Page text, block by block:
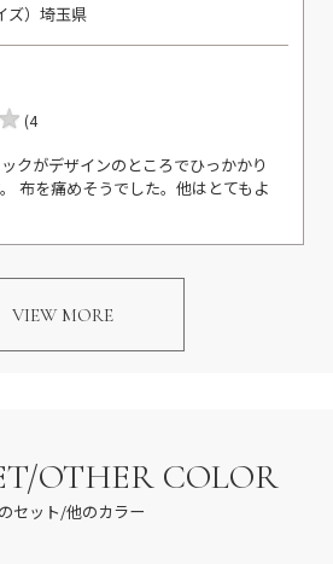
） 埼玉県
(4
クがデザインのところでひっかかり
布を痛めそうでした。他はとてもよ
VIEW MORE
OTHER COLOR
セット/他のカラー